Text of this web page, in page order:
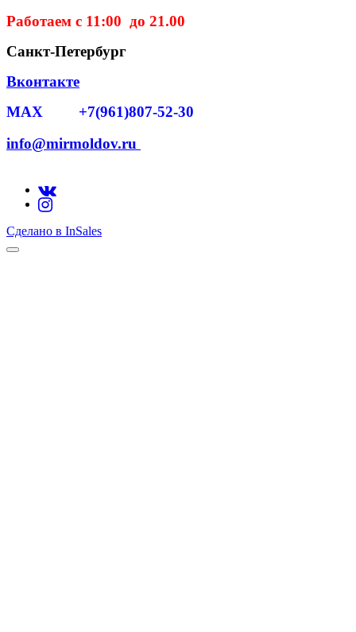
Работаем с 11:00 до 21.00
Санкт-Петербург
Вконтакте
MAX +7(961)807-52-30
info@mirmoldov.ru
Сделано в InSales